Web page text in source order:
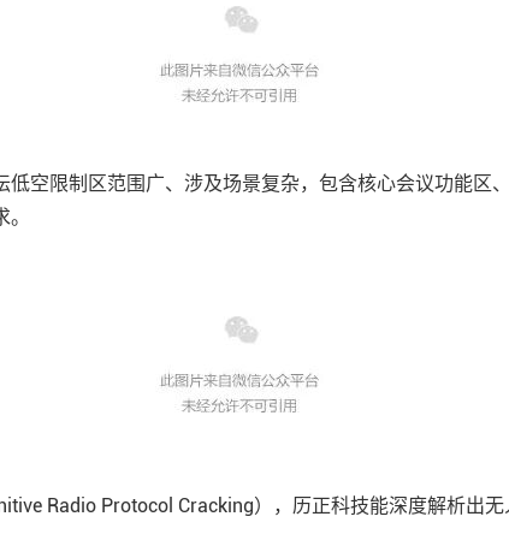
空限制区范围广、涉及场景复杂，包含核心会议功能区
Radio Protocol Cracking），历正科技能深度解析出